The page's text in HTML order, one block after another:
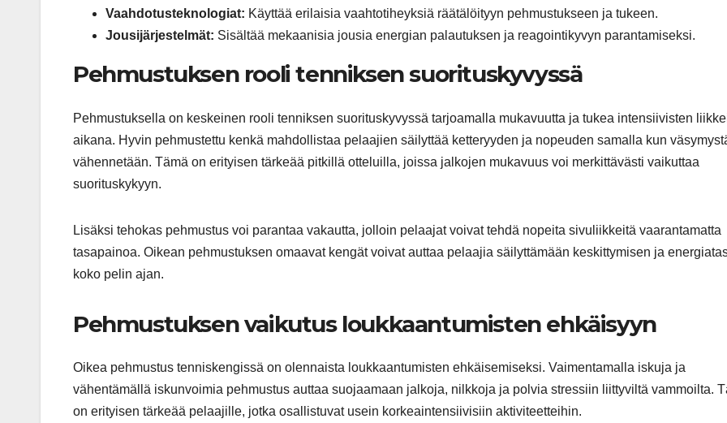
Vaahdotusteknologiat: Käyttää erilaisia vaahtotiheyksiä räätälöityyn pehmustukseen ja tukeen.
Jousijärjestelmät: Sisältää mekaanisia jousia energian palautuksen ja reagointikyvyn parantamiseksi.
Pehmustuksen rooli tenniksen suorituskyvyssä
Pehmustuksella on keskeinen rooli tenniksen suorituskyvyssä tarjoamalla mukavuutta ja tukea intensiivisten
aikana. Hyvin pehmustettu kenkä mahdollistaa pelaajien säilyttää ketteryyden ja nopeuden samalla kun
vähennetään. Tämä on erityisen tärkeää pitkillä otteluilla, joissa jalkojen mukavuus voi merkittävästi vaikuttaa
suorituskykyyn.
Lisäksi tehokas pehmustus voi parantaa vakautta, jolloin pelaajat voivat tehdä nopeita sivuliikkeitä vaarantamatta
tasapainoa. Oikean pehmustuksen omaavat kengät voivat auttaa pelaajia säilyttämään keskittymisen ja
koko pelin ajan.
Pehmustuksen vaikutus loukkaantumisten ehkäisyyn
Oikea pehmustus tenniskengissä on olennaista loukkaantumisten ehkäisemiseksi. Vaimentamalla iskuja ja
vähentämällä iskunvoimia pehmustus auttaa suojaamaan jalkoja, nilkkoja ja polvia stressiin liittyviltä vammoilta.
on erityisen tärkeää pelaajille, jotka osallistuvat usein korkeaintensiivisiin aktiviteetteihin.